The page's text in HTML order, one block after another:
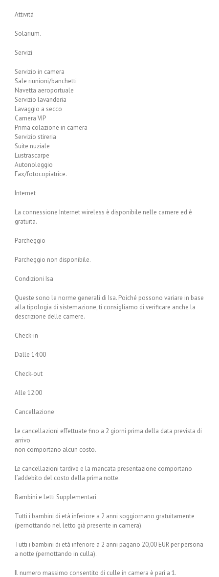
Attività
Solarium.
Servizi
Servizio in camera
Sale riunioni/banchetti
Navetta aeroportuale
Servizio lavanderia
Lavaggio a secco
Camera VIP
Prima colazione in camera
Servizio stireria
Suite nuziale
Lustrascarpe
Autonoleggio
Fax/fotocopiatrice.
Internet
La connessione Internet wireless è disponibile nelle camere ed è
gratuita.
Parcheggio
Parcheggio non disponibile.
Condizioni Isa
Queste sono le norme generali di Isa. Poiché possono variare in base
alla tipologia di sistemazione, ti consigliamo di verificare anche la
descrizione delle camere.
Check-in
Dalle 14:00
Check-out
Alle 12:00
Cancellazione
Le cancellazioni effettuate fino a 2 giorni prima della data prevista di
arrivo
non comportano alcun costo.
Le cancellazioni tardive e la mancata presentazione comportano
l’addebito del costo della prima notte.
Bambini e Letti Supplementari
Tutti i bambini di età inferiore a 2 anni soggiornano gratuitamente
(pernottando nel letto già presente in camera).
Tutti i bambini di età inferiore a 2 anni pagano 20,00 EUR per persona
a notte (pernottando in culla).
Il numero massimo consentito di culle in camera è pari a 1.